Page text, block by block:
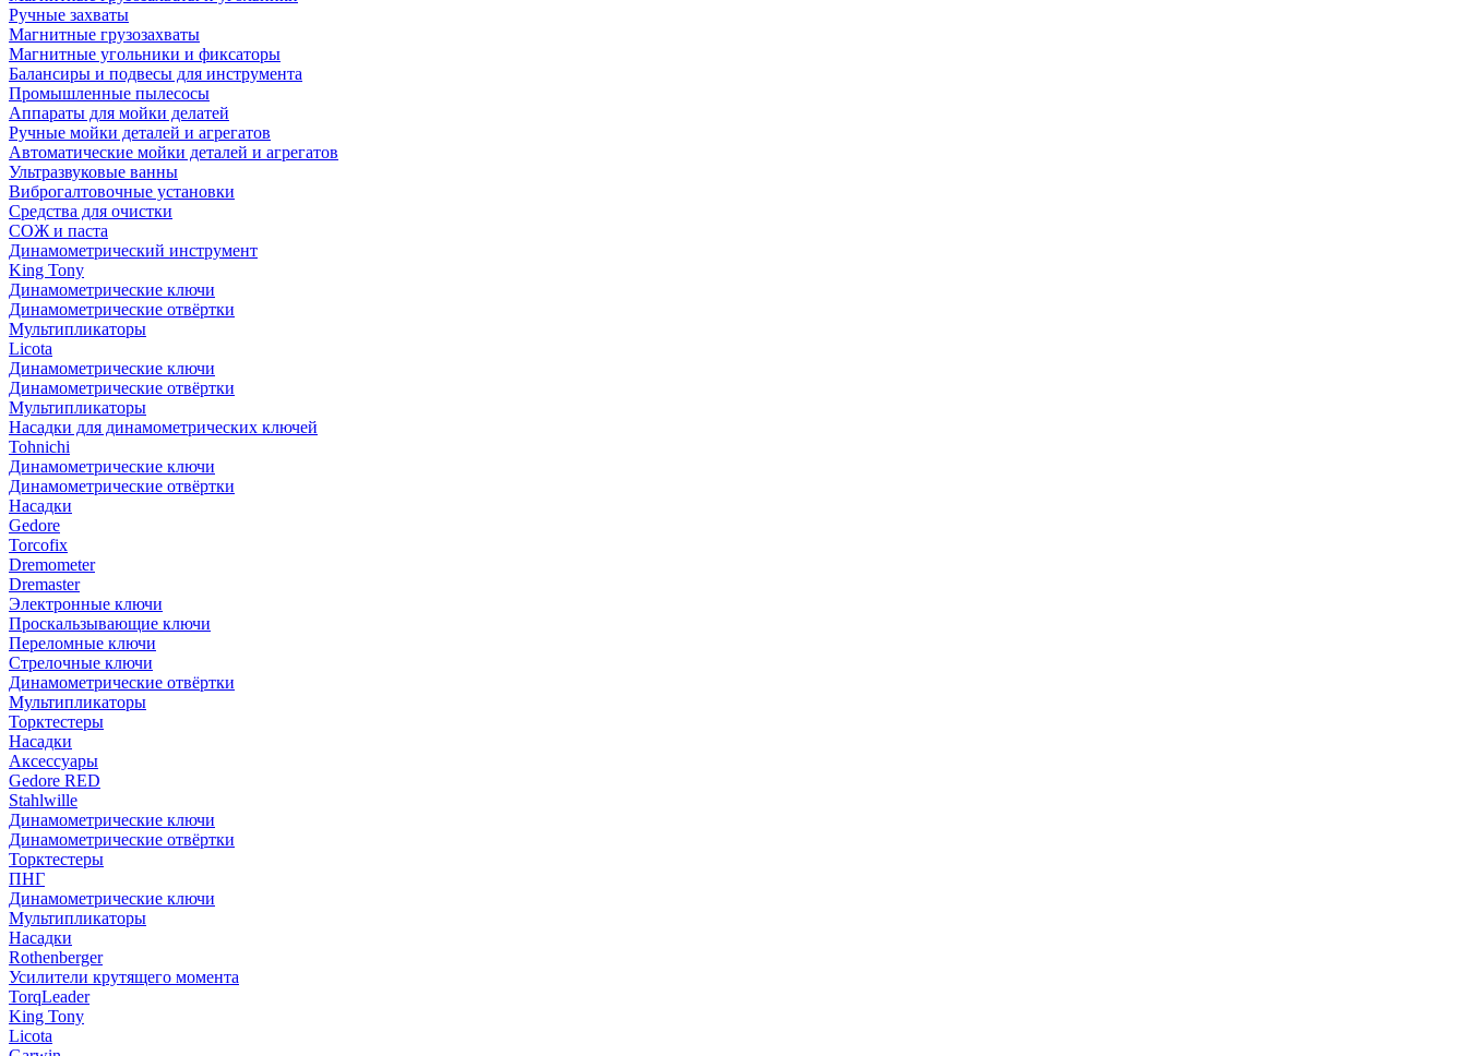
Ручные захваты
Магнитные грузозахваты
Магнитные угольники и фиксаторы
Балансиры и подвесы для инструмента
Промышленные пылесосы
Аппараты для мойки делатей
Ручные мойки деталей и агрегатов
Автоматические мойки деталей и агрегатов
Ультразвуковые ванны
Виброгалтовочные установки
Средства для очистки
СОЖ и паста
Динамометрический инструмент
King Tony
Динамометрические ключи
Динамометрические отвёртки
Мультипликаторы
Licota
Динамометрические ключи
Динамометрические отвёртки
Мультипликаторы
Насадки для динамометрических ключей
Tohnichi
Динамометрические ключи
Динамометрические отвёртки
Насадки
Gedore
Torcofix
Dremometer
Dremaster
Электронные ключи
Проскальзывающие ключи
Переломные ключи
Стрелочные ключи
Динамометрические отвёртки
Мультипликаторы
Торктестеры
Насадки
Аксессуары
Gedore RED
Stahlwille
Динамометрические ключи
Динамометрические отвёртки
Торктестеры
ПНГ
Динамометрические ключи
Мультипликаторы
Насадки
Rothenberger
Усилители крутящего момента
TorqLeader
King Tony
Licota